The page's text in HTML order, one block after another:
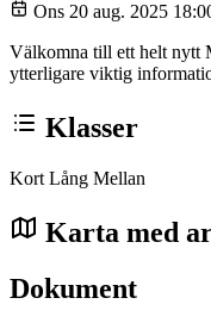
Ons 20 aug. 2025
Välkomna till ett helt nytt
ytterligare viktig
Klasser
Kort Lång Mellan
Karta med
Dokument